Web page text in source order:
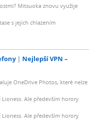
Mitsuoka znovu využije
s jejich chlazením
Nejlepší VPN –
OneDrive Photos, které nelze
Ale především horory
Ale především horory